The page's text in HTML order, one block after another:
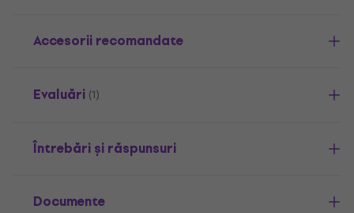
Accesorii recomandate
Evaluări (1)
Întrebări și răspunsuri
Documente